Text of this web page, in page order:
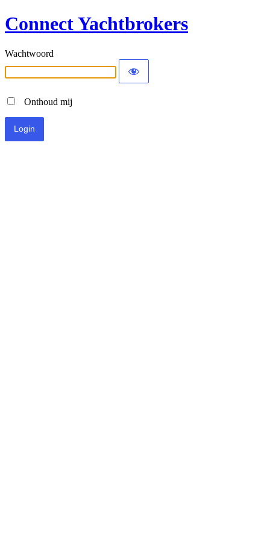
Connect Yachtbrokers
Wachtwoord
Onthoud mij